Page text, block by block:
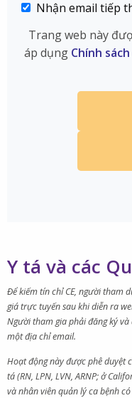
Nhận email tiếp
Trang web này
áp dụng Chính
Y tá và các
Để kiếm tín chỉ CE, người tham
giá trực tuyến sau khi diễn ra
Người tham gia phải đăng ký
một địa chỉ email.
Hoạt động này được phê duyệt
tá (RN, LPN, LVN, ARNP; ở
và nhân viên quản lý ca bệnh